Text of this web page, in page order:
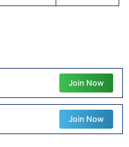
Join Now
Join Now